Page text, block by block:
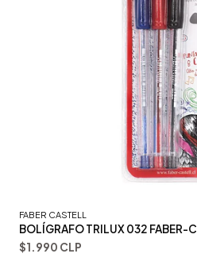
FABER CASTELL
BOLÍGRAFO TRILUX 032 FABER-
$1.990 CLP